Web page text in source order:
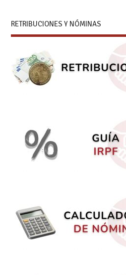
RETRIBUCIONES Y NÓMINAS